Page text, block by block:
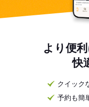
より便
快
クイック
予約も簡